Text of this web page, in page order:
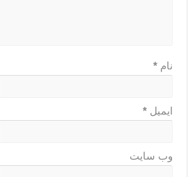
نام*
ایمیل*
وب‌ سایت